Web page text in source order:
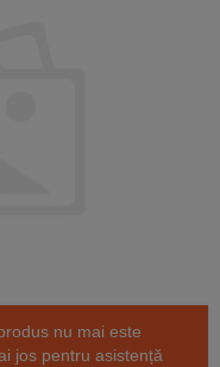
nu mai este
jos pentru asistență